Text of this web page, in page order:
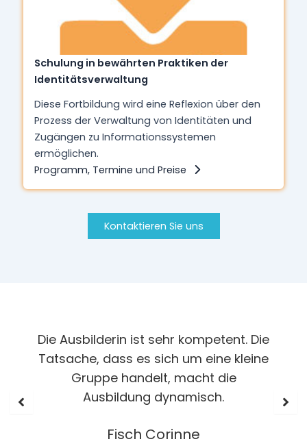
Schulung in bewährten Praktiken der
Identitätsverwaltung
Diese Fortbildung wird eine Reflexion über den
Prozess der Verwaltung von Identitäten und
Zugängen zu Informationssystemen
ermöglichen.
Programm, Termine und Preise
Kontaktieren Sie uns
Die Ausbilderin ist sehr kompetent. Die
Tatsache, dass es sich um eine kleine
Gruppe handelt, macht die
Ausbildung dynamisch.
Fisch Corinne